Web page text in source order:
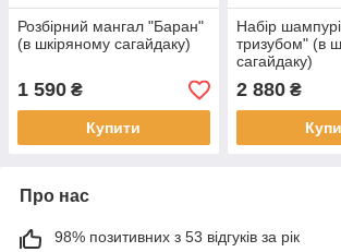
Розбірний мангал "Баран"
(в шкіряному сагайдаку)
1 590 ₴
Купити
Набір
тризубом" (в
сагайдаку)
2 880₴
Про нас
98% позитивних з 53 відгуків за рік